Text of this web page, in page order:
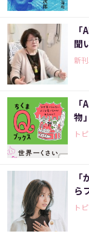
聞
新
物
ト
ら
ト